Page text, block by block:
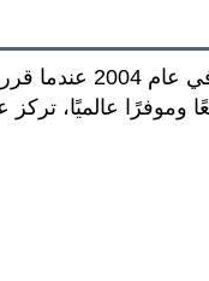
بدأت قصة
عالميًا، تركز